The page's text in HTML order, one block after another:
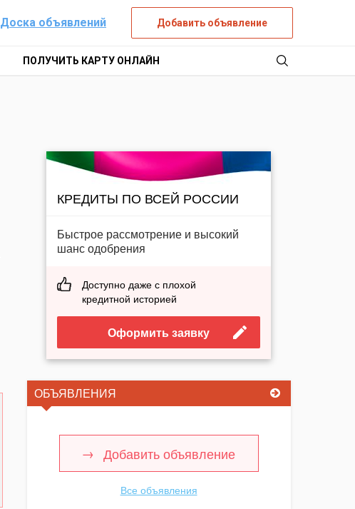
Доска объявлений Добавить объявление
ПОЛУЧИТЬ КАРТУ ОНЛАЙН
КРЕДИТЫ ПО ВСЕЙ РОССИИ
Быстрое рассмотрение и высокий
шанс одобрения
Доступно даже с плохой
кредитной историей
Оформить заявку
ОБЪЯВЛЕНИЯ
Добавить объявление
Все объявления